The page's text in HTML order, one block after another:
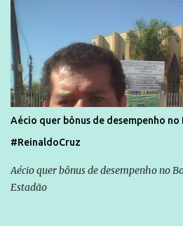
Aécio quer bônus de desempenho no
#ReinaldoCruz
Aécio quer bônus de desempenho no
Estadão